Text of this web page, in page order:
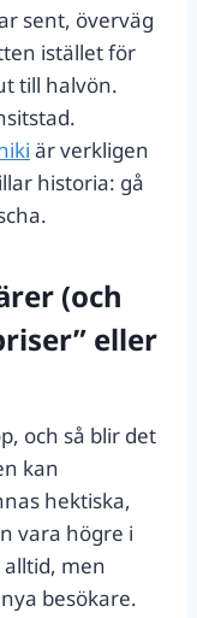
sent, överväg
istället för
till halvön.
är verkligen
historia: gå
(och
eller
och så blir det
kan
hektiska,
vara högre i
men
besökare.